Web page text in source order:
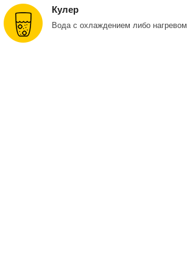
Кулер
Вода с охлаждением либо нагревом